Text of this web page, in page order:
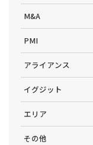
M&A
PMI
アライアンス
イグジット
エリア
その他